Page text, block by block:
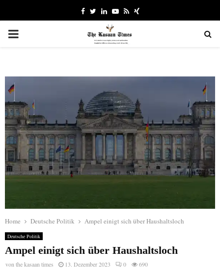
Facebook
TwitterLinkedinYoutube
RssXing
PRIMARY
Home Deutsche Politik Ampel einigt sich über Haushaltsloch
Deutsche Politik
Ampel einigt sich über Haushaltsloch
von the kasaan times 13. Dezember 2023 0 690